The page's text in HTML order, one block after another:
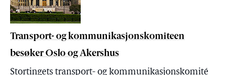
Transport- og kommunikasjonskomiteen
besøker Oslo og Akershus
Stortingets transport- og kommunikasjonskomité